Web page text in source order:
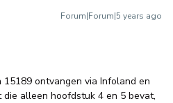
Forum|Forum|5 years ago
15189 ontvangen via Infoland en
die alleen hoofdstuk 4 en 5 bevat,